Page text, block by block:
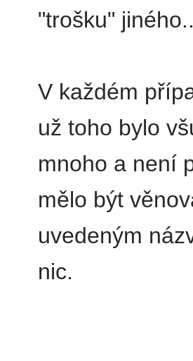
"trošku"
V každém
už toho bylo
mnoho a není
mělo být
uvedeným
nic.